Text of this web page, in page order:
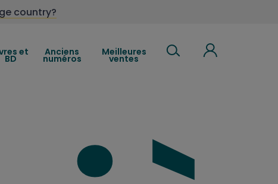
country?
et
BD
Anciens
numéros
Meilleures
ventes